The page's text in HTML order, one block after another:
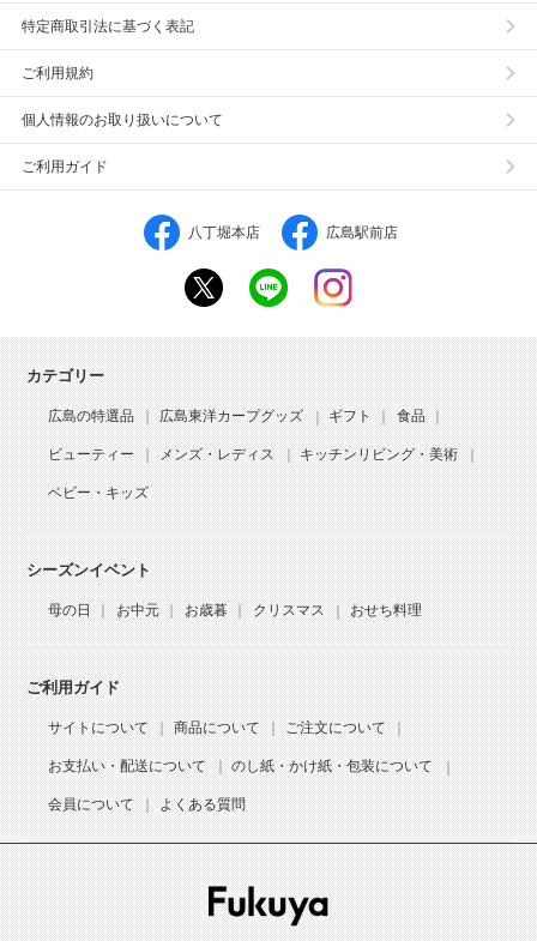
特定商取引法に基づく表記
ご利用規約
個人情報のお取り扱いについて
ご利用ガイド
八丁堀本店 広島駅前店
カテゴリー
広島の特選品 広島東洋カープグッズ ギフト 食品
ビューティー メンズ・レディス キッチンリビング・美術
ベビー・キッズ
シーズンイベント
母の日 お中元 お歳暮 クリスマス おせち料理
ご利用ガイド
サイトについて 商品について ご注文について
お支払い・配送について のし紙・かけ紙・包装について
会員について よくある質問